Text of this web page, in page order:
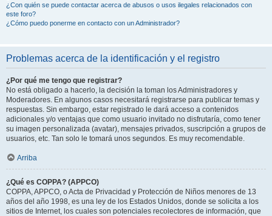
¿Con quién se puede contactar acerca de abusos o usos ilegales relacionados con
este foro?
¿Cómo puedo ponerme en contacto con un Administrador?
Problemas acerca de la identificación y el registro
¿Por qué me tengo que registrar?
No está obligado a hacerlo, la decisión la toman los Administradores y
Moderadores. En algunos casos necesitará registrarse para publicar temas y
respuestas. Sin embargo, estar registrado le dará acceso a contenidos
adicionales y/o ventajas que como usuario invitado no disfrutaría, como tener
su imagen personalizada (avatar), mensajes privados, suscripción a grupos de
usuarios, etc. Tan solo le tomará unos segundos. Es muy recomendable.
Arriba
¿Qué es COPPA? (APPCO)
COPPA, APPCO, o Acta de Privacidad y Protección de Niños menores de 13
años del año 1998, es una ley de los Estados Unidos, donde se solicita a los
sitios de Internet, los cuales son potenciales recolectores de información, que